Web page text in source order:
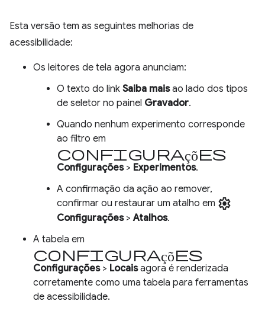
Esta versão tem as seguintes melhorias de
acessibilidade:
Os leitores de tela agora anunciam:
O texto do link Saiba maisao lado dos tipos
de seletor no painel Gravador.
Quando nenhum experimento corresponde
ao filtro em
Configurações
Configurações> Experimentos.
A confirmação da ação ao remover,
confirmar ou restaurar um atalho em settings
Configurações>Atalhos.
A tabela em
configurações
Configurações> Locaisagora é renderizada
corretamente como uma tabela para ferramentas
de acessibilidade.